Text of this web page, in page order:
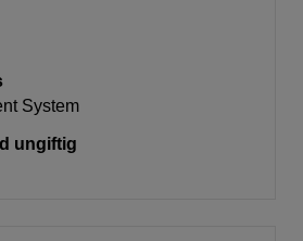
System
ungiftig